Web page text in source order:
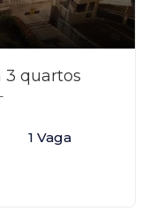
3 quartos
1 Vaga